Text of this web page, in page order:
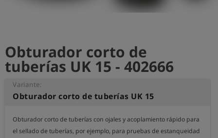
Obturador corto de
tuberías UK 15 - 402666
Variante:
Obturador corto de tuberías UK 15
Obturador corto de tuberías con ojales y acoplamiento rápido para
el sellado de tuberías, por ejemplo, para pruebas de estanqueidad